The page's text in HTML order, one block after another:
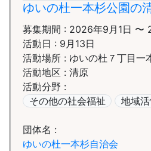
ゆいの杜一本杉公園の
募集期間 : 2026年9月1日 〜
活動日 : 9月13日
活動場所 : ゆいの杜７丁目一
活動地区 : 清原
活動分野 :
その他の社会福祉
地域
団体名 :
ゆいの杜一本杉自治会